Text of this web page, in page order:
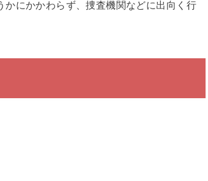
にかかわらず、捜査機関などに出向く行